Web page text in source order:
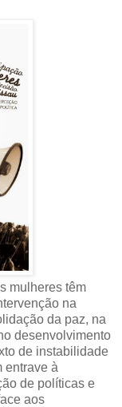
mulheres têm
na
da paz, na
desenvolvimento
de instabilidade
entrave à
de políticas e
aos